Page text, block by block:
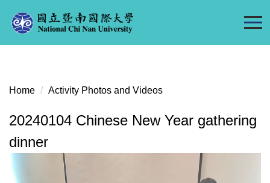
to
Home
Activity Photos and Videos
20240104 Chinese New Year gathering
dinner